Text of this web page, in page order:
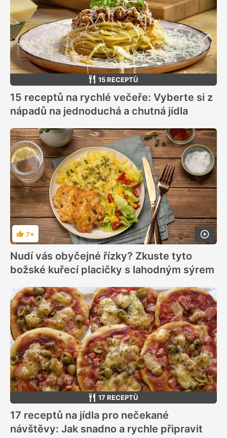
15 RECEPTŮ
15 receptů na rychlé večeře: Vyberte si z
nápadů na jednoduchá a chutná jídla
Hodnocení
7×
Nudí vás obyčejné řízky? Zkuste tyto
božské kuřecí placičky s lahodným sýrem
17 RECEPTŮ
17 receptů na jídla pro nečekané
návštěvy: Jak snadno a rychle připravit